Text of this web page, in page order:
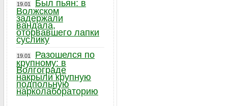
19.01
Был пьян: в
Волжском
задержали
вандала,
оторвавшего лапки
суслику
19.01
Разошелся по
крупному: в
Волгограде
накрыли крупную
подпольную
нарколабораторию